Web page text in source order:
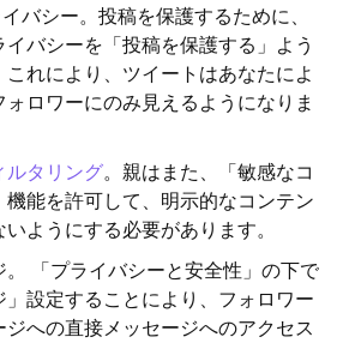
バシー。投稿を保護するために、
バシーを「投稿を保護する」よう
れにより、ツイートはあなたによ
ロワーにのみ見えるようになりま
ルタリング。親はまた、「敏感なコ
機能を許可して、明示的なコンテン
ようにする必要があります。
「プライバシーと安全性」の下で
」設定することにより、フォロワー
への直接メッセージへのアクセス